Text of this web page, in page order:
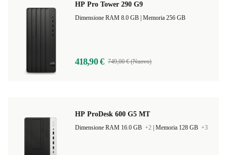
HP Pro Tower 290 G9
Memoria 256 GB
418,90 € 749,00 € (Nuovo)
HP ProDesk 600 G5 MT
Dimensione RAM 16.0 GB +2 Memoria 128 GB +3